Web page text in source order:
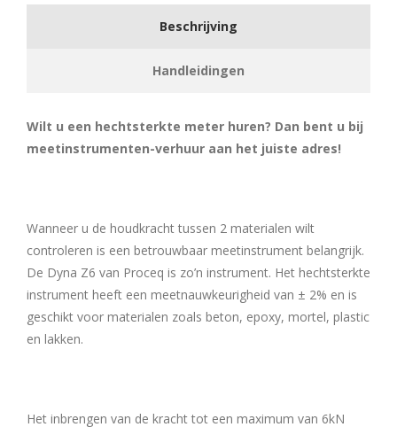
Beschrijving
Handleidingen
Wilt u een hechtsterkte meter huren? Dan bent u bij
meetinstrumenten-verhuur aan het juiste adres!
Wanneer u de houdkracht tussen 2 materialen wilt
controleren is een betrouwbaar meetinstrument belangrijk.
De Dyna Z6 van Proceq is zo’n instrument. Het hechtsterkte
instrument heeft een meetnauwkeurigheid van ± 2% en is
geschikt voor materialen zoals beton, epoxy, mortel, plastic
en lakken.
Het inbrengen van de kracht tot een maximum van 6kN